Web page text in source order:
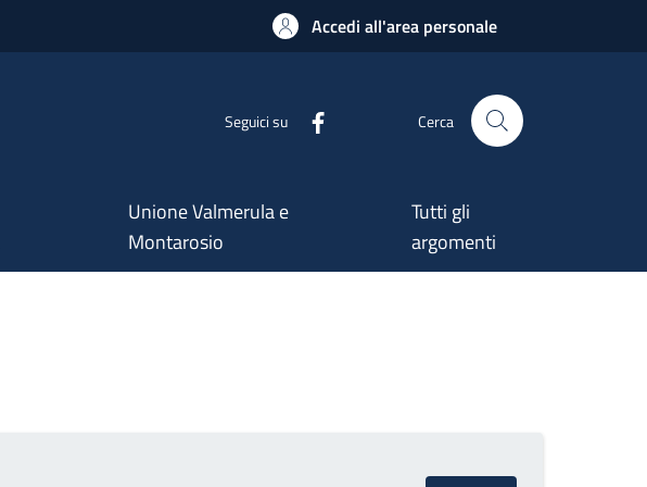
Accedi all'area personale
Seguici su Cerca
Unione Valmerula e
Montarosio
Tutti gli
argomenti